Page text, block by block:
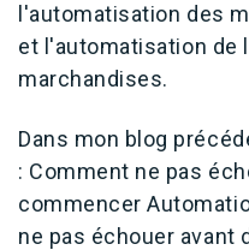
l'automatisation des
et l'automatisation de
marchandises.
Dans mon blog
: Comment ne pas
commencer
ne pas échouer avant